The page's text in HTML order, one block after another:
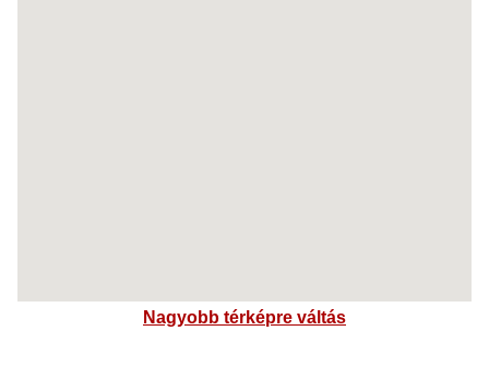
Nagyobb térképre váltás